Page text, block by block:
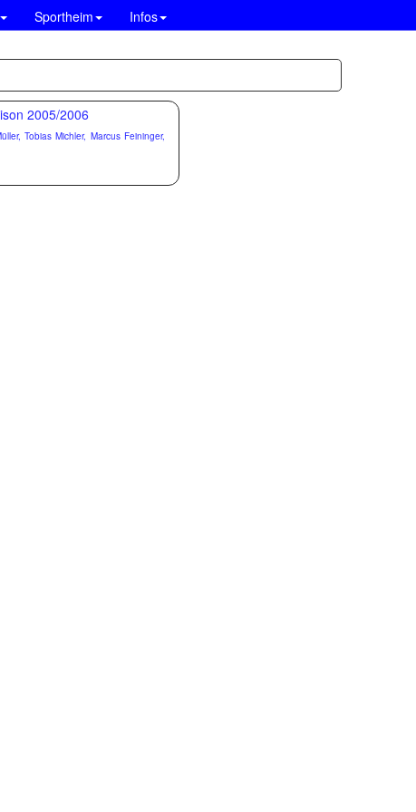
Sportheim Infos
Tobias Michler, Marcus Feininger,